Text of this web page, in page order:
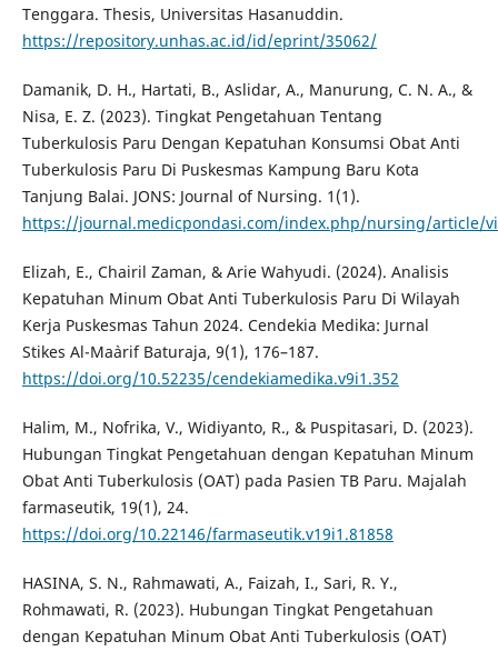
Tenggara. Thesis, Universitas Hasanuddin.
https://repository.unhas.ac.id/id/eprint/35062/
Damanik, D. H., Hartati, B., Aslidar, A., Manurung, C. N. A., &
Nisa, E. Z. (2023). Tingkat Pengetahuan Tentang
Tuberkulosis Paru Dengan Kepatuhan Konsumsi Obat Anti
Tuberkulosis Paru Di Puskesmas Kampung Baru Kota
Tanjung Balai. JONS: Journal of Nursing. 1(1).
https://journal.medicpondasi.com/index.php/nursing/article/
Elizah, E., Chairil Zaman, & Arie Wahyudi. (2024). Analisis
Kepatuhan Minum Obat Anti Tuberkulosis Paru Di Wilayah
Kerja Puskesmas Tahun 2024. Cendekia Medika: Jurnal
Stikes Al-Ma`arif Baturaja, 9(1), 176–187.
https://doi.org/10.52235/cendekiamedika.v9i1.352
Halim, M., Nofrika, V., Widiyanto, R., & Puspitasari, D. (2023).
Hubungan Tingkat Pengetahuan dengan Kepatuhan Minum
Obat Anti Tuberkulosis (OAT) pada Pasien TB Paru. Majalah
farmaseutik, 19(1), 24.
https://doi.org/10.22146/farmaseutik.v19i1.81858
HASINA, S. N., Rahmawati, A., Faizah, I., Sari, R. Y.,
Rohmawati, R. (2023). Hubungan Tingkat Pengetahuan
dengan Kepatuhan Minum Obat Anti Tuberkulosis (OAT)